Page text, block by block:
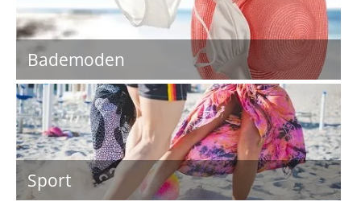
Bademoden
Sport